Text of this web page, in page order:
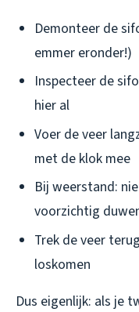
Demonteer de
emmer eronder!)
Inspecteer de
hier al
Voer de veer
met de klok mee
Bij weerstand:
voorzichtig
Trek de veer
loskomen
Dus eigenlijk: als je